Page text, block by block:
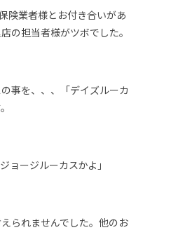
険業者様とお付き合いがあ
の担当者様がツボでした。
事を、、、「デイズルーカ
ョージルーカスかよ」
られませんでした。他のお